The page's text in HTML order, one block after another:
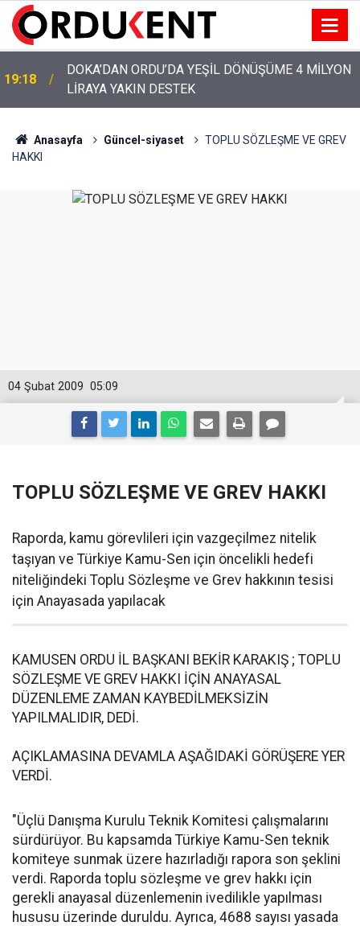
12:46
YENİ PARTİ’NİN ORDU’DAKİ 69 KİŞİLİK KURUCU
KADROSU AÇIKLANDI
Anasayfa Güncel-siyaset
TOPLU SÖZLEŞME VE GREV
HAKKI
05:09
04 Şubat 2009
TOPLU SÖZLEŞME VE GREV HAKKI
Raporda, kamu görevlileri için vazgeçilmez nitelik
taşıyan ve Türkiye Kamu-Sen için öncelikli hedefi
niteliğindeki Toplu Sözleşme ve Grev hakkının tesisi
için Anayasada yapılacak
KAMUSEN ORDU İL BAŞKANI BEKİR KARAKIŞ ; TOPLU
SÖZLEŞME VE GREV HAKKI İÇİN ANAYASAL
DÜZENLEME ZAMAN KAYBEDİLMEKSİZİN
YAPILMALIDIR, DEDİ.
AÇIKLAMASINA DEVAMLA AŞAĞIDAKİ GÖRÜŞERE YER
VERDİ.
"Üçlü Danışma Kurulu Teknik Komitesi çalışmalarını
sürdürüyor. Bu kapsamda Türkiye Kamu-Sen teknik
komiteye sunmak üzere hazırladığı rapora son şeklini
verdi. Raporda toplu sözleşme ve grev hakkı için
gerekli anayasal düzenlemenin ivedilikle yapılması
hususu üzerinde duruldu. Ayrıca, 4688 sayısı yasada